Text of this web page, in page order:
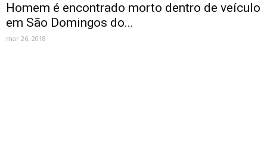
Homem é encontrado morto dentro de veículo
em São Domingos do...
mar 26, 2018